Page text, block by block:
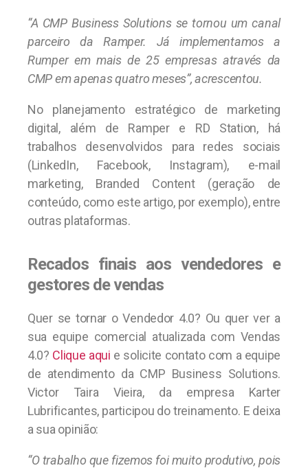
“A CMP Business Solutions se tornou um canal
parceiro da Ramper. Já implementamos a
Rumper em mais de 25 empresas através da
CMP em apenas quatro meses”, acrescentou.
No planejamento estratégico de marketing
digital, além de Ramper e RD Station, há
trabalhos desenvolvidos para redes sociais
(LinkedIn, Facebook, Instagram), e-mail
marketing, Branded Content (geração de
conteúdo, como este artigo, por exemplo), entre
outras plataformas.
Recados finais aos vendedores e
gestores de vendas
Quer se tornar o Vendedor 4.0? Ou quer ver a
sua equipe comercial atualizada com Vendas
4.0? Clique aqui e solicite contato com a equipe
de atendimento da CMP Business Solutions.
Victor Taira Vieira, da empresa Karter
Lubrificantes, participou do treinamento. E deixa
a sua opinião:
“O trabalho que fizemos foi muito produtivo, pois